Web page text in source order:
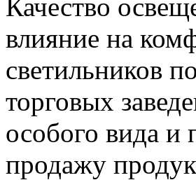
Качество
влияние на
светильников
торговых
особого вида и
продажу